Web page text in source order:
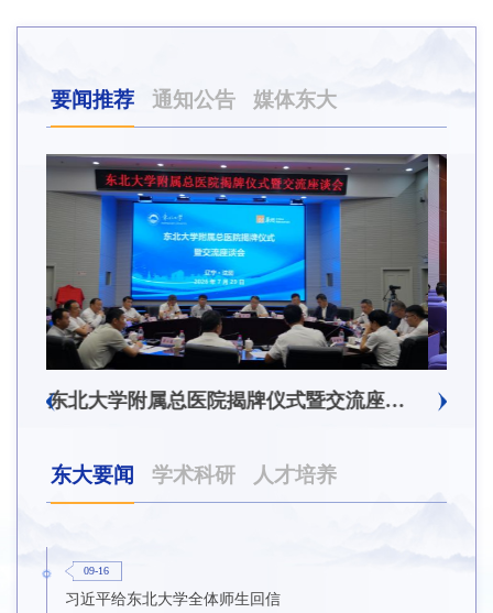
要闻推荐 通知公告 媒体东大
东北大学附属总医院揭牌仪式暨交流座谈会举行
东大要闻 学术科研 人才培养
09-16
习近平给东北大学全体师生回信